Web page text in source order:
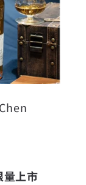
量上市